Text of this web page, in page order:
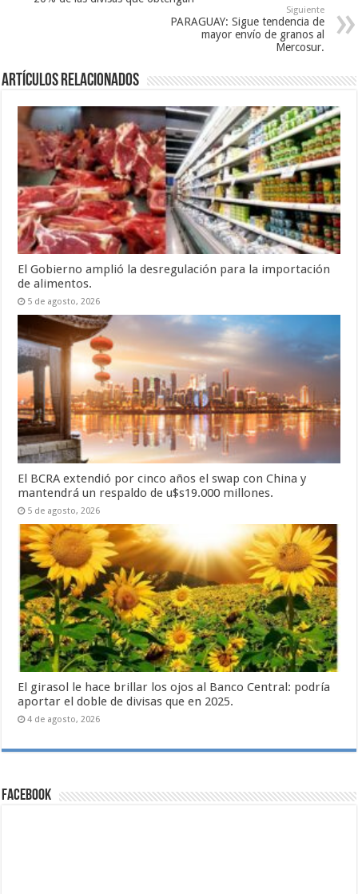
Siguiente
PARAGUAY: Sigue tendencia de
mayor envío de granos al
Mercosur.
Artículos relacionados
El Gobierno amplió la desregulación para la importación
de alimentos.
5 de agosto, 2026
El BCRA extendió por cinco años el swap con China y
mantendrá un respaldo de u$s19.000 millones.
5 de agosto, 2026
El girasol le hace brillar los ojos al Banco Central: podría
aportar el doble de divisas que en 2025.
4 de agosto, 2026
Facebook